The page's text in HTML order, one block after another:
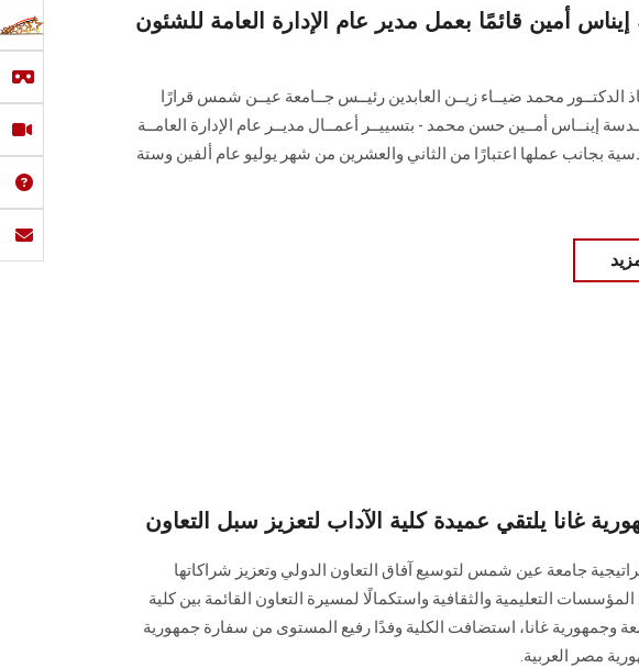
إيناس أمين قائمًا بعمل مدير عام الإدارة العامة للشئون
الدكتــور محمد ضيــاء زيــن العابدين رئيــس جــامعة عيــن شمس قرارًا
إينــاس أمــين حسن محمد - بتسييــر أعمــال مديــر عام الإدارة العامــة
بجانب عملها اعتبارًا من الثاني والعشرين من شهر يوليو عام ألفين وستة
غانا يلتقي عميدة كلية الآداب لتعزيز سبل التعاون
جامعة عين شمس لتوسيع آفاق التعاون الدولي وتعزيز شراكاتها
المؤسسات التعليمية والثقافية واستكمالًا لمسيرة التعاون القائمة بين كلية
وجمهورية غانا، استضافت الكلية وفدًا رفيع المستوى من سفارة جمهورية
مصر العربية.